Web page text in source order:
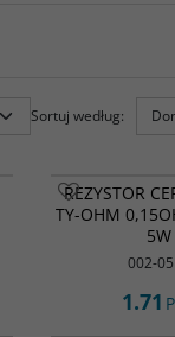
Sortuj według:
REZYSTOR
TY-OHM
5W
002-
1.71